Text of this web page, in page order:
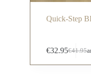
Quick-Step
€41.95
€32.95